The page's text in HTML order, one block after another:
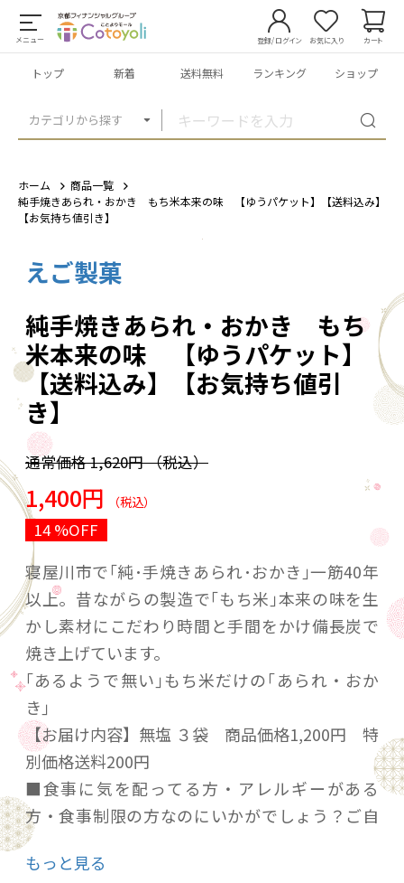
メニュー
カテゴリから探す
登録/ログイン お気に入り カート
トップ 新着 送料無料 ランキング ショップ
ホーム
商品一覧
純手焼きあられ・おかき もち米本来の味 【ゆうパケット】【送料込み】
【お気持ち値引き】
えご製菓
純手焼きあられ・おかき もち
米本来の味 【ゆうパケット】
【送料込み】【お気持ち値引
き】
通常価格1,620円（税込）
1,400円 （税込）
14 %OFF
寝屋川市で｢純･手焼きあられ･おかき｣一筋40年
以上。昔ながらの製造で｢もち米｣本来の味を生
かし素材にこだわり時間と手間をかけ備長炭で
焼き上げています。
｢あるようで無い｣もち米だけの｢あられ・おか
き｣
【お届け内容】無塩 ３袋 商品価格1,200円 特
別価格送料200円
■食事に気を配ってる方・アレルギーがある
方・食事制限の方なのにいかがでしょう？ご自
身で味付けされる方もいらっしゃいます。是非
お試し下さい。■ゆうパケットにてお届け（A4
もっと見る